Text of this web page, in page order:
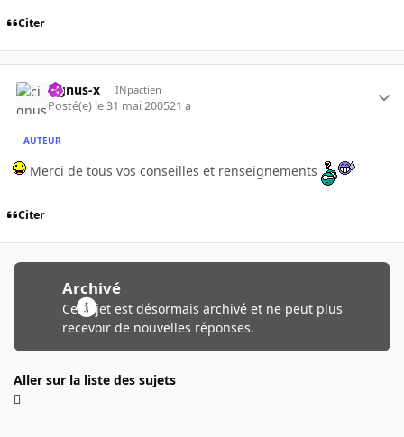
Citer
cignus-x INpactien
Posté(e) le 31 mai 200521 a
AUTEUR
Merci de tous vos conseilles et renseignements
Citer
Archivé
Ce sujet est désormais archivé et ne peut plus
recevoir de nouvelles réponses.
Aller sur la liste des sujets